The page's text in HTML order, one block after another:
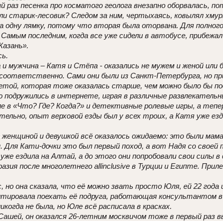
песенка про косматого геолога внезапно оборвалась,
старик-лесовик? Следом за ним, чертыхаясь, ковылял
одну лямку, потому что вторая была оторвана. Для
последним, когда все уже сидели в автобусе,
и мужчина – Катя и Стёпа - оказались не мужем и женой или
Сами они были из Санкт-Петербурга, но
которая тоже оказалась старше, чем можно было бы
в интернете, играя в различные
в «Что? Где? Когда?» и детективные ролевые игры, а
опыт верховой езды был у всех троих, а Катя уже
и девушкой всё оказалось ожидаемо: это были
Кати-дочки это был первый поход, а вот Надя со своей
ездила на Алтай, а до этого они попробовали свои силы в
после многолетнего allinclusive в Турции и Египте.
но она сказала, что её можно звать просто Юля, ей 22 года
поехать её подруга, работающая консультантом
не была, но Юле всё расписала в красках.
он оказался 26-летним москвичом тоже в первый раз